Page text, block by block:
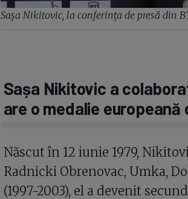
Sașa Nikitovic, la conferința de presă din
Sașa Nikitovic a
are o medalie europeană
Născut în 12 iunie 1979,
Radnicki Obrenovac, Umka,
(1997-2003), el a devenit